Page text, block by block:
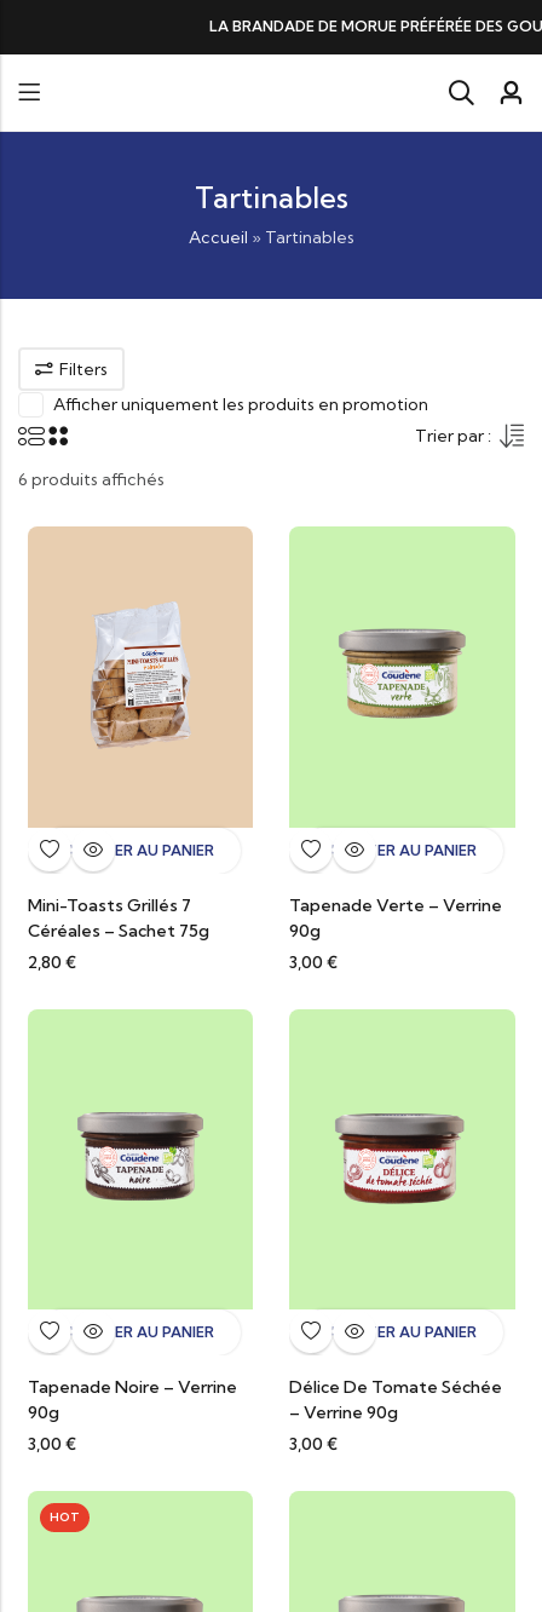
LA BRANDADE DE MORUE PRÉFÉRÉE DES GOURMANDS, N°1
Tartinables
Accueil » Tartinables
Filters
Afficher uniquement les produits en promotion
Trier par :
6 produits affichés
AJOUTER AU PANIER
Mini-Toasts Grillés 7
Céréales – Sachet 75g
2,80 €
AJOUTER AU PANIER
Tapenade Verte – Verrine
90g
3,00 €
AJOUTER AU PANIER
Tapenade Noire – Verrine
90g
3,00 €
AJOUTER AU PANIER
Délice De Tomate Séchée
– Verrine 90g
3,00 €
HOT